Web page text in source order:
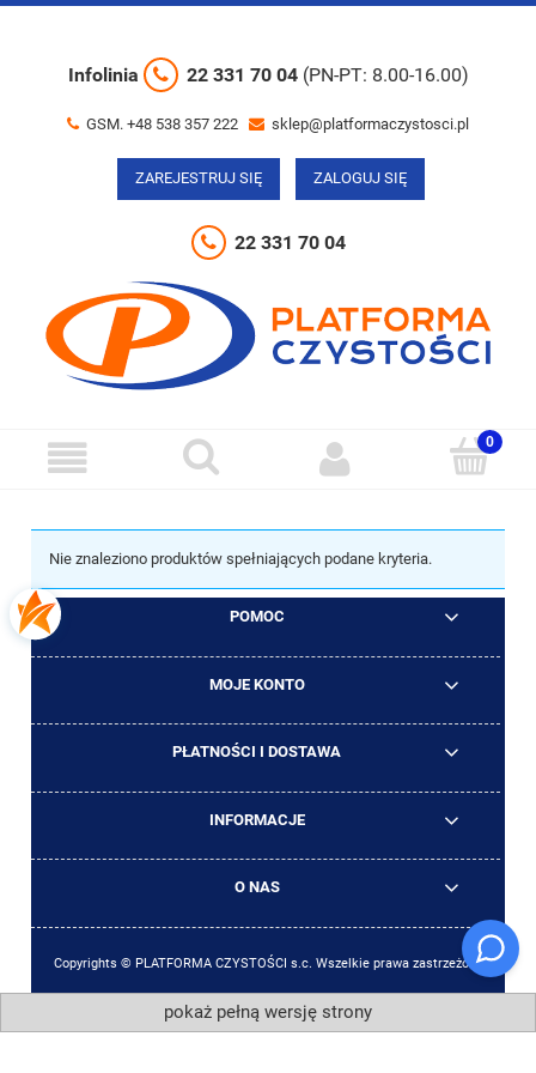
Infolinia 22 331 70 04 (PN-PT: 8.00-16.00)
GSM. +48 538 357 222 sklep@platformaczystosci.pl
ZAREJESTRUJ SIĘ ZALOGUJ SIĘ
22 331 70 04
Nie znaleziono produktów spełniających podane kryteria.
POMOC
MOJE KONTO
PŁATNOŚCI I DOSTAWA
INFORMACJE
O NAS
Copyrights © PLATFORMA CZYSTOŚCI s.c. Wszelkie prawa zastrzeżone
pokaż pełną wersję strony